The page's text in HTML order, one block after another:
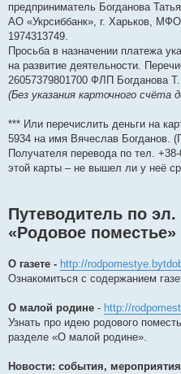
предприниматель Богданова
АО «Укрсиббанк», г. Харьков,
1974313749.
Просьба в назначении платежа
на развитие деятельности.
26057379801700 ФЛП Богданова
(Без указания карточного счёта
*** Или перечислить деньги на
5934 на имя Вячеслав Богданов.
Получателя перевода по тел.
этой карты – не вышел ли у неё
Путеводитель по эл.
«Родовое поместье»
О газете - http://
Ознакомиться с содержанием
О малой родине - http://
Узнать про идею родового
разделе «О малой родине».
Новости: события,